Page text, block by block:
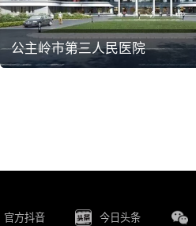
公主岭市第三人民医院
官方抖音 今日头条